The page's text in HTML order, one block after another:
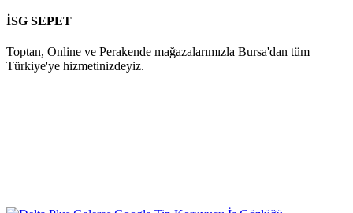
İSG SEPET
Toptan, Online ve Perakende mağazalarımızla Bursa'dan tüm
Türkiye'ye hizmetinizdeyiz.